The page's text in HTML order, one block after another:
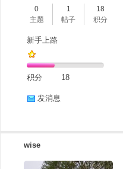
0
主题
1
帖子
18
积分
新手上路
积分 18
发消息
wise